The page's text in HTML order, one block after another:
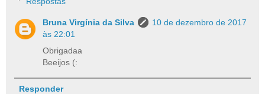
Bruna Virgínia da Silva
10 de dezembro de 2017
às 22:01
Obrigadaa
Beeijos (:
Responder